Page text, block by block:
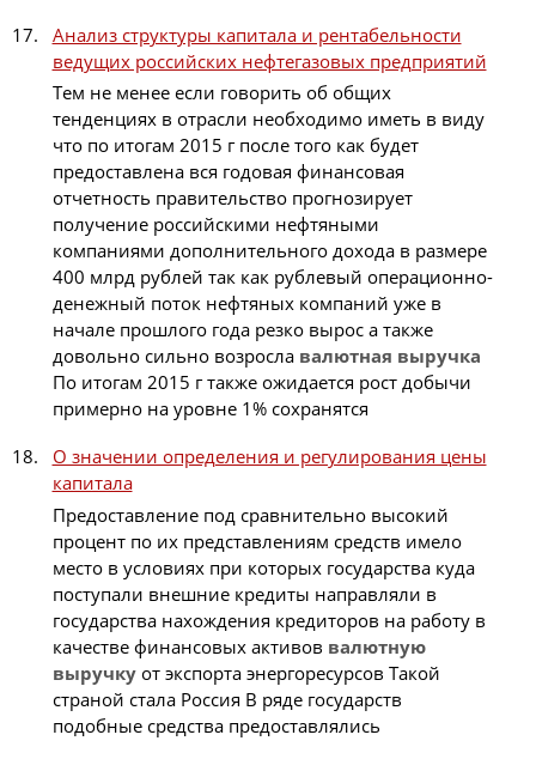
Анализ структуры капитала и рентабельности
ведущих российских нефтегазовых предприятий
Тем не менее если говорить об общих
тенденциях в отрасли необходимо иметь в виду
что по итогам 2015 г после того как будет
предоставлена вся годовая финансовая
отчетность правительство прогнозирует
получение российскими нефтяными
компаниями дополнительного дохода в размере
400 млрд рублей так как рублевый операционно-
денежный поток нефтяных компаний уже в
начале прошлого года резко вырос а также
довольно сильно возросла валютная выручка
По итогам 2015 г также ожидается рост добычи
примерно на уровне 1% сохранятся
О значении определения и регулирования цены
капитала
Предоставление под сравнительно высокий
процент по их представлениям средств имело
место в условиях при которых государства куда
поступали внешние кредиты направляли в
государства нахождения кредиторов на работу в
качестве финансовых активов валютную
выручкуот экспорта энергоресурсов Такой
страной стала Россия В ряде государств
подобные средства предоставлялись